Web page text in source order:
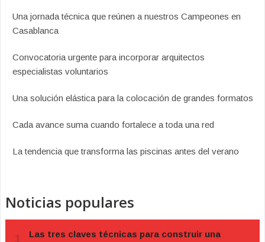
Una jornada técnica que reúnen a nuestros Campeones en
Casablanca
Convocatoria urgente para incorporar arquitectos
especialistas voluntarios
Una solución elástica para la colocación de grandes formatos
Cada avance suma cuando fortalece a toda una red
La tendencia que transforma las piscinas antes del verano
Noticias populares